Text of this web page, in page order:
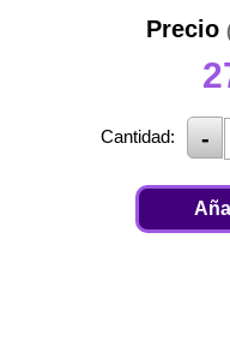
Precio
Cantidad: